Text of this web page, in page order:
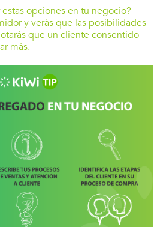
opciones en tu negocio?
y verás que las posibilidades
que un cliente consentido
más.